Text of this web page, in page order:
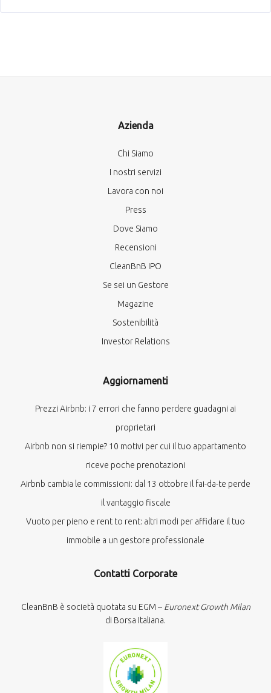
Azienda
Chi Siamo
I nostri servizi
Lavora con noi
Press
Dove Siamo
Recensioni
CleanBnB IPO
Se sei un Gestore
Magazine
Sostenibilità
Investor Relations
Aggiornamenti
Prezzi Airbnb: i 7 errori che fanno perdere guadagni ai
proprietari
Airbnb non si riempie? 10 motivi per cui il tuo appartamento
riceve poche prenotazioni
Airbnb cambia le commissioni: dal 13 ottobre il fai-da-te perde
il vantaggio fiscale
Vuoto per pieno e rent to rent: altri modi per affidare il tuo
immobile a un gestore professionale
Contatti Corporate
CleanBnB è società quotata su EGM – Euronext Growth Milan
di Borsa Italiana.